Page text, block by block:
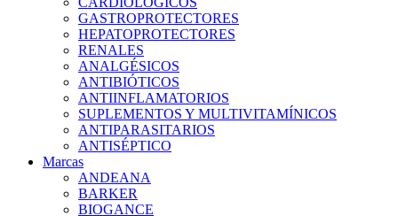
GASTROPROTECTORES
HEPATOPROTECTORES
RENALES
ANALGÉSICOS
ANTIBIÓTICOS
ANTIINFLAMATORIOS
SUPLEMENTOS Y MULTIVITAMÍNICOS
ANTIPARASITARIOS
ANTISÉPTICO
Marcas
ANDEANA
BARKER
BIOGANCE